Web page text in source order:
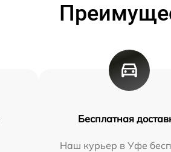
Бесплатная
Наш курьер в Уфе